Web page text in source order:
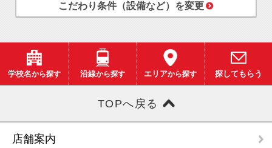
こだわり条件（設備など）を変更
学校名から探す 沿線から探す エリアから探す 探してもらう
TOPへ戻る
店舗案内